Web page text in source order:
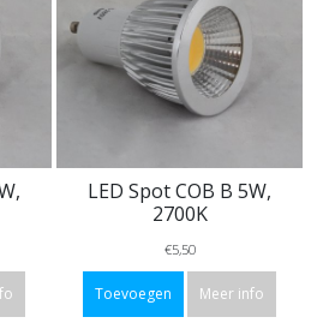
LED Spot COB B 5W,
2700K
€5,50
Toevoegen Meer info